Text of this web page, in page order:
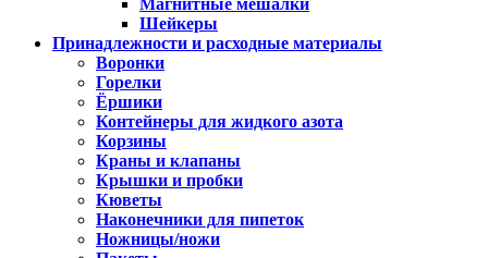
Магнитные мешалки
Шейкеры
Принадлежности и расходные материалы
Воронки
Горелки
Ёршики
Контейнеры для жидкого азота
Корзины
Краны и клапаны
Крышки и пробки
Кюветы
Наконечники для пипеток
Ножницы/ножи